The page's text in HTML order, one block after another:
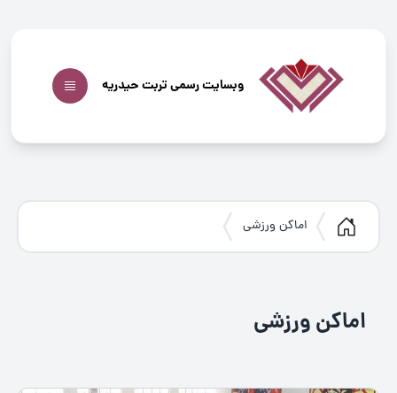
وبسایت رسمی تربت حیدریه
اماکن ورزشی
اماکن ورزشی